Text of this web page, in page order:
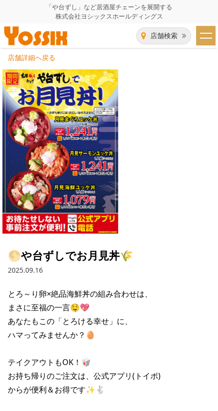
「や台ずし」など居酒屋チェーンを展開する
株式会社ヨシックスホールディングス
店舗検索
HOME
企業情報
企業情報トップ
代表者あいさつ
グループ会社
会社概要
沿革
経営陣
組織図
所在地
事業一覧
飲食事業紹介
飲食事業紹介トップ
や台ずし
ニパチ
これや
焼とりてっぱん
玉鋼
せんと
海老どて食堂
華花
IR（株主・投資家）情報
IR情報トップ
会長メッセージ
コーポレートガバナンス
業績推移
財政状況
株式情報
IRライブラリ
決算短信
決算説明資料
株価情報
採用情報
採用情報トップ
パート・アルバイト
店舗物件・店舗施工管理業者の募集
お問い合わせ
IRお問い合わせ
ご意見・アンケート（ご来店の方）
プライバシーポリシー
リンク集
サイトマップ
店舗詳細へ戻る
🌕や台ずしでお月見丼🌾
2025.09.16
とろ～り卵×絶品海鮮丼の組み合わせは、
まさに至福の一言🤤💖
あなたもこの「とろける幸せ」に、
ハマってみませんか？🥚
テイクアウトもOK！🥡
お持ち帰りのご注文は、公式アプリ(トイポ)
からが便利＆お得です✨🐇